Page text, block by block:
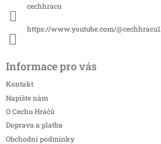
cechhracu
https://www.youtube.com/@cechhracu1
Informace pro vás
Kontakt
Napište nám
O Cechu Hráčů
Doprava a platba
Obchodní podmínky